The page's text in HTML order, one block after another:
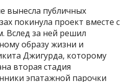
вынесла публичных
покинула проект вместе с
Вслед за ней решил
образу жизни и
Джигурда, которому
вторая стадия
эпатажной парочки